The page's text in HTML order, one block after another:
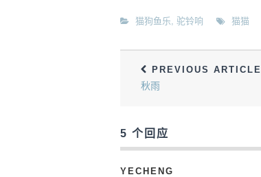
猫狗鱼乐, 驼铃响 猫猫
PREVIOUS ARTICLE
秋雨
5 个回应
YECHENG